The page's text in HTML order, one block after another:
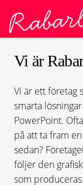
Vi är
Vi är ett företag
smarta
PowerPoint.
på att ta fram
sedan?
följer den
som